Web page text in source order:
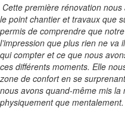
Cette première rénovation
le point chantier et travaux que
permis de comprendre que
l’impression que plus rien ne va
qui compter et ce que nous
ces différents moments. Elle
zone de confort en se
nous avons quand-même mis
physiquement que mentalement.